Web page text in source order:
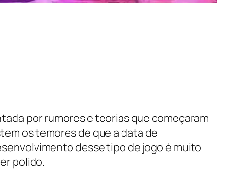
por rumores e teorias que começaram
os temores de que a data de
desse tipo de jogo é muito
polido.